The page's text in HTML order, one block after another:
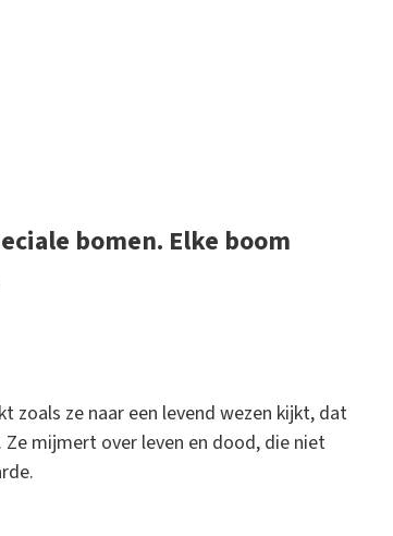
bomen. Elke boom
zoals ze naar een levend wezen kijkt, dat
mijmert over leven en dood, die niet